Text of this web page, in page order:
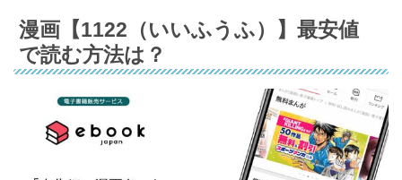
漫画【1122（いいふうふ）】最安値
で読む方法は？